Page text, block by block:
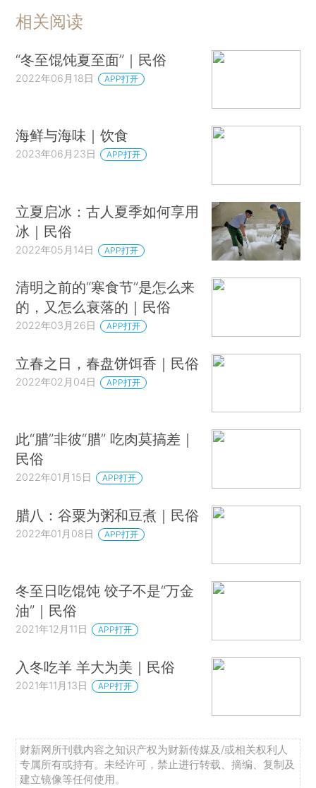
相关阅读
“冬至馄饨夏至面”｜民俗
2022年06月18日 APP打开
海鲜与海味｜饮食
2023年06月23日 APP打开
立夏启冰：古人夏季如何享用
冰｜民俗
2022年05月14日 APP打开
清明之前的“寒食节”是怎么来
的，又怎么衰落的｜民俗
2022年03月26日 APP打开
立春之日，春盘饼饵香｜民俗
2022年02月04日 APP打开
此“腊”非彼“腊” 吃肉莫搞差｜
民俗
2022年01月15日 APP打开
腊八：谷粟为粥和豆煮｜民俗
2022年01月08日 APP打开
冬至日吃馄饨 饺子不是“万金
油”｜民俗
2021年12月11日 APP打开
入冬吃羊 羊大为美｜民俗
2021年11月13日 APP打开
财新网所刊载内容之知识产权为财新传媒及/或相关权利人
专属所有或持有。未经许可，禁止进行转载、摘编、复制及
建立镜像等任何使用。